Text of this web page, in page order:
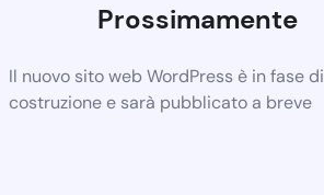
Prossimamente
Il nuovo sito web WordPress è in fase di
costruzione e sarà pubblicato a breve